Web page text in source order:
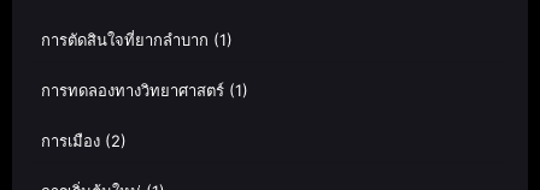
การตัดสินใจที่ยากลำบาก (1)
การทดลองทางวิทยาศาสตร์ (1)
การเมือง (2)